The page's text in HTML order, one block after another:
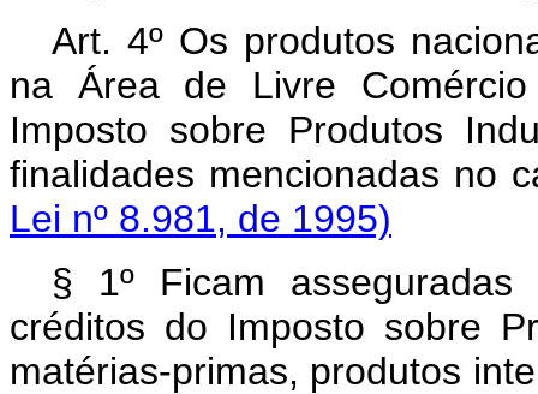
Art. 4º Os produtos
na Área de Livre
Imposto sobre Produtos
finalidades mencionadas no
Lei nº 8.981, de 1995)
§ 1º Ficam
créditos do Imposto sobre
matérias-primas, produtos